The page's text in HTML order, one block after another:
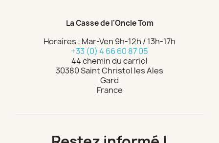
La Casse de l'Oncle Tom
Horaires : Mar-Ven 9h-12h / 13h-17h
+33 (0) 4 66 60 87 05
44 chemin du carriol
30380 Saint Christol les Ales
Gard
France